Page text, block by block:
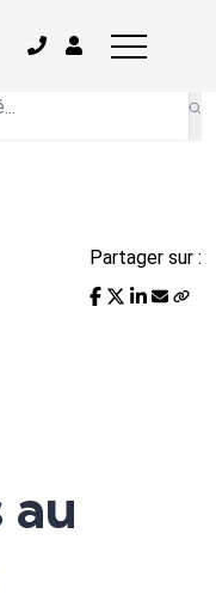
mois
Partager sur :